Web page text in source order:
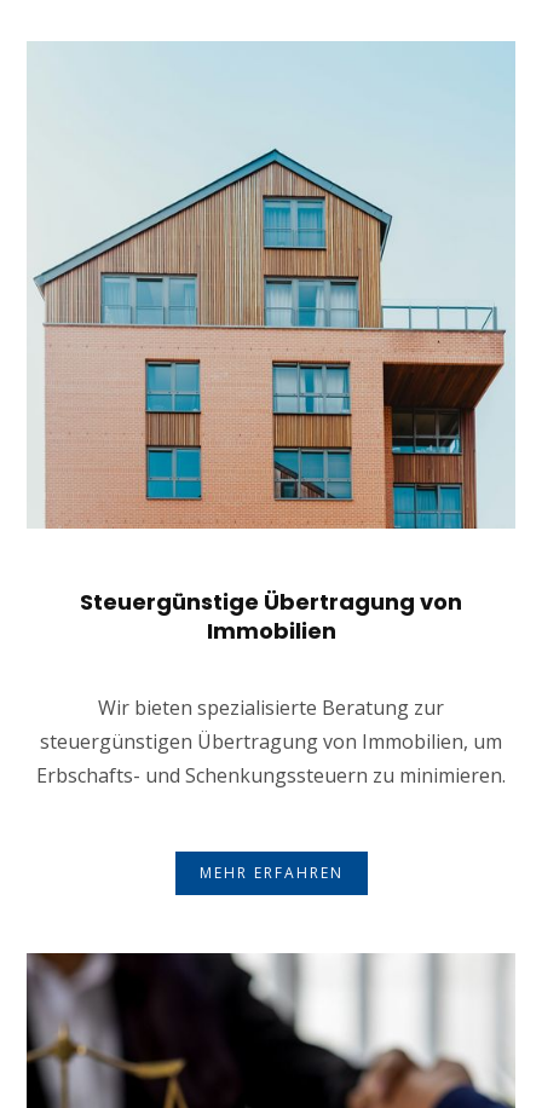
Steuergünstige Übertragung von
Immobilien
Wir bieten spezialisierte Beratung zur
steuergünstigen Übertragung von Immobilien, um
Erbschafts- und Schenkungssteuern zu minimieren.
MEHR ERFAHREN